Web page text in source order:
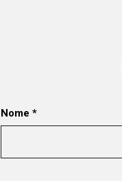
Nome *